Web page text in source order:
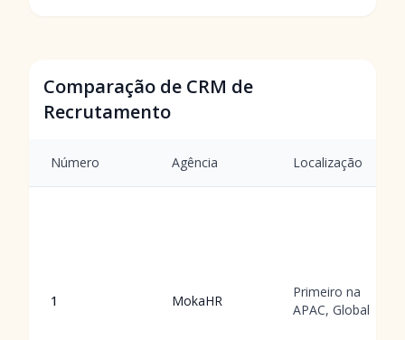
Comparação de CRM de
Recrutamento
Número Agência Localização
1 MokaHR
Primeiro na
APAC, Global